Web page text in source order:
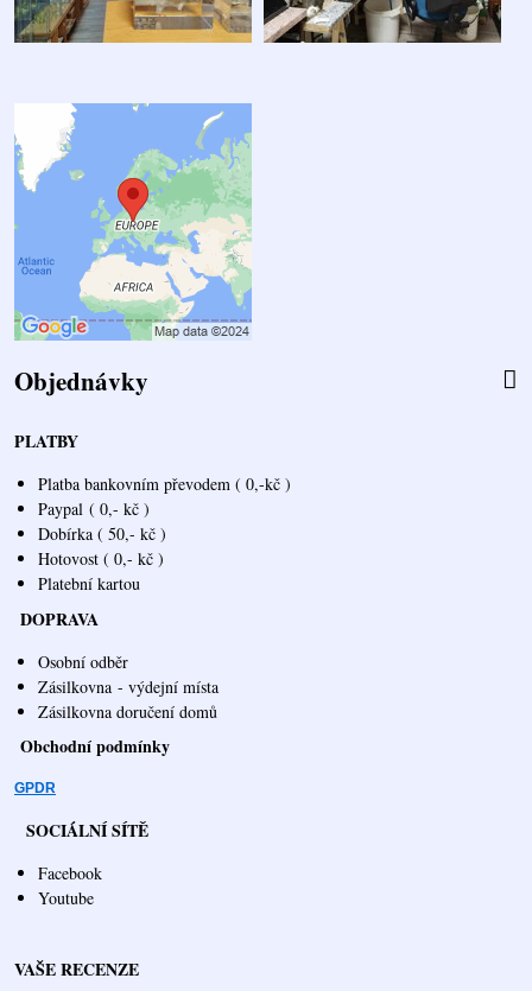
Objednávky
PLATBY
Platba bankovním převodem ( 0,-kč )
Paypal ( 0,- kč )
Dobírka ( 50,- kč )
Hotovost ( 0,- kč )
Platební kartou
DOPRAVA
Osobní odběr
Zásilkovna - výdejní místa
Zásilkovna doručení domů
Obchodní podmínky
GPDR
SOCIÁLNÍ SÍTĚ
Facebook
Youtube
VAŠE RECENZE